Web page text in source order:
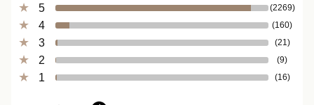
5
(2269)
4 (160)
3 (21)
2 (9)
1 (16)